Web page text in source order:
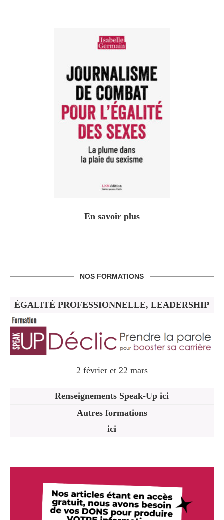
En savoir plus
NOS FORMATIONS
ÉGALITÉ PROFESSIONNELLE, LEADERSHIP
2 février et 22 mars
Renseignements Speak-Up ici
Autres formations
ici